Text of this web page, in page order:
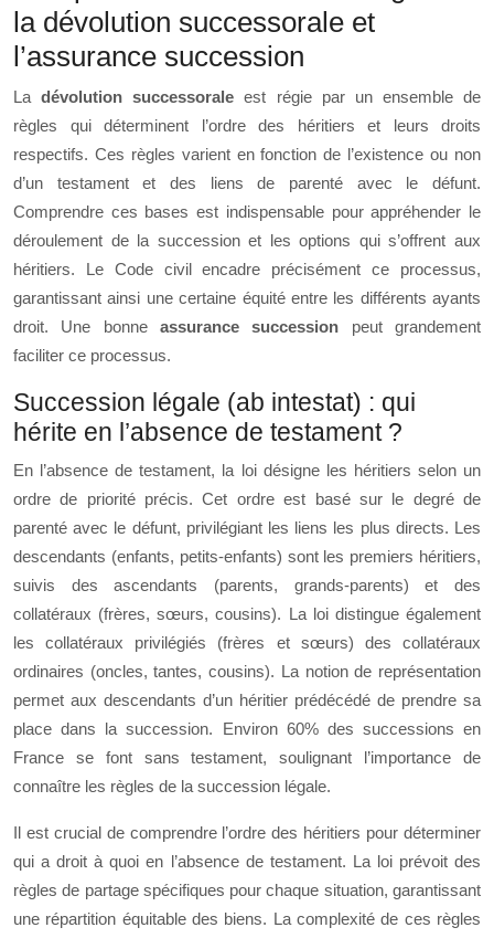
la dévolution successorale et
l’assurance succession
Ladévolution successoraleest régie par un ensemble de
règles qui déterminent l’ordre des héritiers et leurs droits
respectifs. Ces règles varient en fonction de l’existence ou non
d’un testament et des liens de parenté avec le défunt.
Comprendre ces bases est indispensable pour appréhender le
déroulement de la succession et les options qui s’offrent aux
héritiers. Le Code civil encadre précisément ce processus,
garantissant ainsi une certaine équité entre les différents ayants
droit. Une bonne assurance succession peut grandement
faciliter ce processus.
Succession légale (ab intestat) : qui
hérite en l’absence de testament ?
En l’absence de testament, la loi désigne les héritiers selon un
ordre de priorité précis. Cet ordre est basé sur le degré de
parenté avec le défunt, privilégiant les liens les plus directs. Les
descendants (enfants, petits-enfants) sont les premiers héritiers,
suivis des ascendants (parents, grands-parents) et des
collatéraux (frères, sœurs, cousins). La loi distingue également
les collatéraux privilégiés (frères et sœurs) des collatéraux
ordinaires (oncles, tantes, cousins). La notion de représentation
permet aux descendants d’un héritier prédécédé de prendre sa
place dans la succession. Environ 60% des successions en
France se font sans testament, soulignant l’importance de
connaître les règles de la succession légale.
Il est crucial de comprendre l’ordre des héritiers pour déterminer
qui a droit à quoi en l’absence de testament. La loi prévoit des
règles de partage spécifiques pour chaque situation, garantissant
une répartition équitable des biens. La complexité de ces règles